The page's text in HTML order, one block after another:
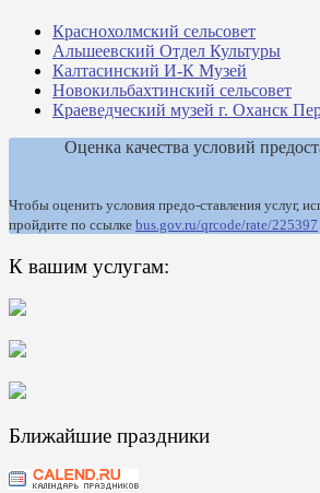
Краснохолмский сельсовет
Альшеевский Отдел Культуры
Калтасинский И-К Музей
Новокильбахтинский сельсовет
Краеведческий музей г. Оханск
Оценка качества условий
Чтобы оценить условия предо-ставления услуг,
пройдите по ссылке bus.gov.ru/qrcode/rate/225397
К вашим услугам:
Ближайшие праздники